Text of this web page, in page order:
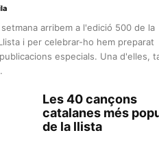
arribem a l'edició 500 de la
i per celebrar-ho hem preparat
especials. Una d'elles,
Les 40 cançons
catalanes més
de la llista